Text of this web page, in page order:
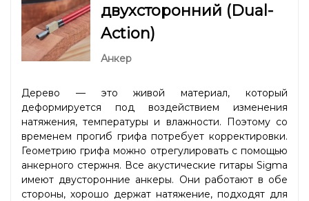
двухсторонний (Dual-
Action)
Анкер
Дерево — это живой материал, который
деформируется под воздействием изменения
натяжения, температуры и влажности. Поэтому со
временем прогиб грифа потребует корректировки.
Геометрию грифа можно отрегулировать с помощью
анкерного стержня. Все акустические гитары Sigma
имеют двусторонние анкеры. Они работают в обе
стороны, хорошо держат натяжение, подходят для